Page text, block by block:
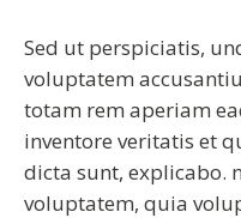
Sed ut perspiciatis,
voluptatem
totam rem aperiam
inventore veritatis et
dicta sunt, explicabo.
voluptatem, quia